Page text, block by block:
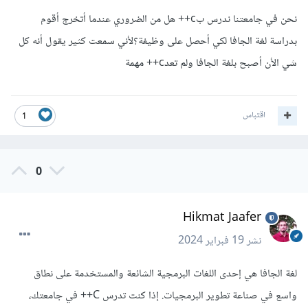
نحن في جامعتنا ندرس بc++ هل من الضروري عندما أتخرج أقوم
بدراسة لغة الجافا لكي أحصل على وظيفة؟لأني سمعت كثير يقول أنه كل
شي الأن أصبح بلغة الجافا ولم تعدc++ مهمة
1 اقتباس
0
Hikmat Jaafer
نشر19 فبراير 2024
لغة الجافا هي إحدى اللغات البرمجية الشائعة والمستخدمة على نطاق
واسع في صناعة تطوير البرمجيات. إذا كنت تدرس C++ في جامعتك،